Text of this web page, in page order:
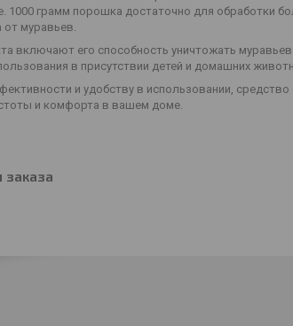
1000 грамм порошка достаточно для обработки
муравьев.
включают его способность уничтожать
в присутствии детей и домашних
и удобству в использовании,
и комфорта в вашем доме.